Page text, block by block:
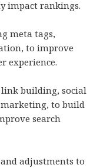
impact rankings.
meta tags,
to improve
experience.
building, social
to build
search
adjustments to